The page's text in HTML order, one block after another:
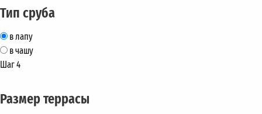
Тип сруба
в лапу
в чашу
Шаг 4
Размер террасы